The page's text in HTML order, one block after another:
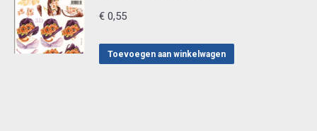
€ 0,55
Toevoegen aan winkelwagen